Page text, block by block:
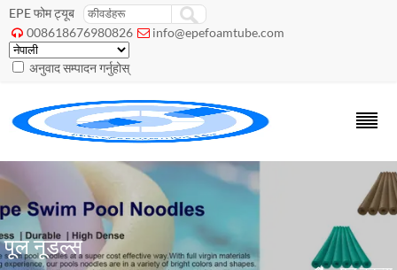
EPE फोम ट्यूब
 008618676980826  info@epefoamtube.com
अनुवाद सम्पादन गर्नुहोस्
पूल नूडल्स